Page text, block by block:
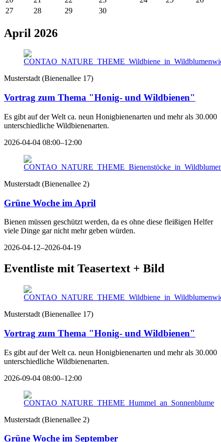
27
28 29 30
April 2026
Musterstadt(Bienenallee 17)
Vortrag zum Thema "Honig- und Wildbienen"
Es gibt auf der Welt ca. neun Honigbienenarten und mehr als 30.000
unterschiedliche Wildbienenarten.
2026-04-04 08:00–12:00
Musterstadt (Bienenallee 2)
Grüne Woche im April
Bienen müssen geschützt werden, da es ohne diese fleißigen Helfer
viele Dinge gar nicht mehr geben würden.
2026-04-12–2026-04-19
Eventliste mit Teasertext + Bild
Musterstadt (Bienenallee 17)
Vortrag zum Thema "Honig- und Wildbienen"
Es gibt auf der Welt ca. neun Honigbienenarten und mehr als 30.000
unterschiedliche Wildbienenarten.
2026-09-04 08:00–12:00
Musterstadt (Bienenallee 2)
Grüne Woche im September